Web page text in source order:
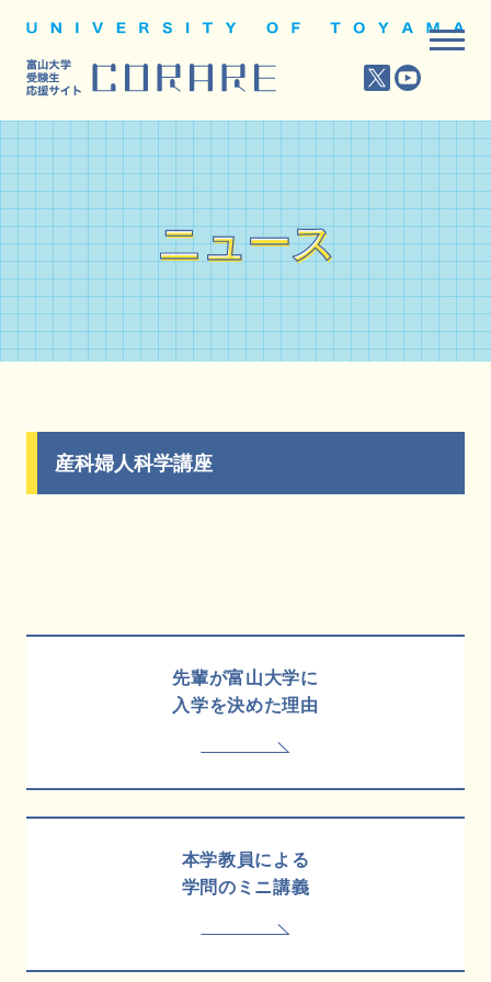
ニュース
ニュース
産科婦人科学講座
先輩が富山大学に
入学を決めた理由
本学教員による
学問のミニ講義